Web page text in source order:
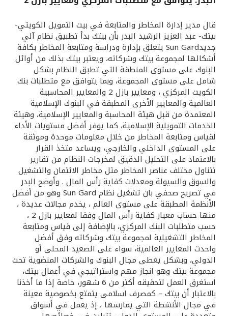
أدوات وخدمات
خدمات ما بعد البيع
اتصل بنا
مواقع الفروع وأجهزة الصرف الآلي
ألمانيا
ماليزيا
تركيا
مصر
المملكة المتحدة
قال مدير إدارة المخاطر والمتابعة في بيت التمويل الكويتي-
بيتك- عبد العزيز الرشيد البدر بأن بيتك بدأ تطبيق نظام آلي
جديدSun Gard يتعلق بإدارة ودراسة ومتابعة المخاطر بكافة
أشكالها لمجموعة بيتك وشركاته، ويعتبر بيتك بذلك من أوائل
البنوك على مستوى المنطقة التي تطبق النظام بشكل
شامل على مستوى المجموعة، وبما يتوافق مع متطلبات بنك
الكويت المركزي ، ومعايير بازل 2 والمعايير المحاسبية
العالمية والمعايير الأخرى المطبقة في البنوك الإسلامية
المعتمدة من قبل هيئة المحاسبة والمعايير الإسلامية، وهيئة
الخدمات التمويلية الإسلامية، كما يوفر أفضل مستويات الأداء
لقياس ومتابعة المخاطر من خلال معلومات موحدة وموثقة
على المستوى الداخلي والخارجي، ويساعد متخذ القرار
بالاعتماد على التحليل الدقيق لمخرجات النظام من تقارير
تتناول مختلف عناصر المخاطر مثل مخاطر الائتمان والتشغيل
والسوق والسيولة ومعدلات كفاية رأس المال . وأوضح البدر
في تصريح صحفي بان تشغيل نظام Sun Gard وهو من أفضل
الأنظمة المطبقة على مستوى العالم ، يخدم مجالات عديدة ،
منها حساب معيار كفاية رأس المال وفقا لمعايير بازل 2 ،
حسب متطلبات البنك المركزي، بالإضافة إلى قياس ومتابعة
المخاطر التشغيلية لمجموعة بيتك وشركاته وفق أفضل
واحدث المعايير العالمية، سواء على الصعيد المحلى أو
الدولي، وبشكل يغطى مجال البنوك والشركات المنضوية تحت
مجموعة بيتك وهو انجاز مهم واستراتيجي في أعمال بيتك،
استغرق العمل لتحقيقه أكثر من 6 شهور، خاصة إذا ما أخذنا
بالاعتبار أن بيتك – كمصرف اسلامى يتمتع بخصوصية معينة
في مجال الأنشطة التي يمارسها ، إذ يعمل في أسواق